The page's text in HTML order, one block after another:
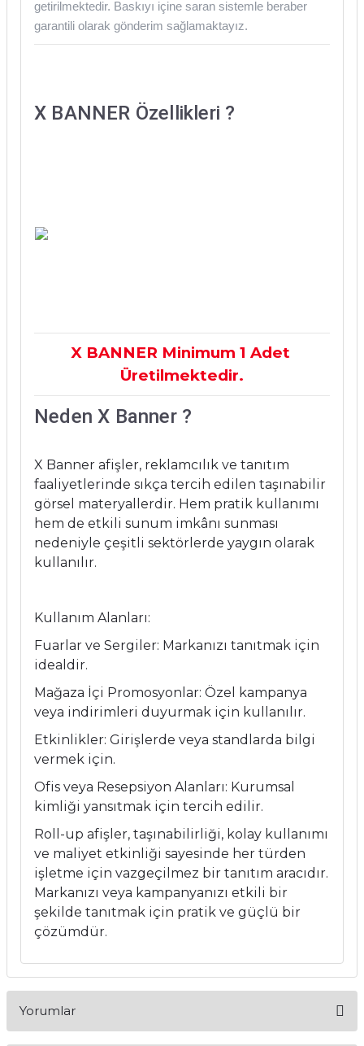
getirilmektedir. Baskıyı içine saran sistemle beraber
garantili olarak gönderim sağlamaktayız.
X BANNER Özellikleri ?
X BANNER Minimum 1 Adet
Üretilmektedir.
Neden X Banner ?
X Banner afişler, reklamcılık ve tanıtım
faaliyetlerinde sıkça tercih edilen taşınabilir
görsel materyallerdir. Hem pratik kullanımı
hem de etkili sunum imkânı sunması
nedeniyle çeşitli sektörlerde yaygın olarak
kullanılır.
Kullanım Alanları:
Fuarlar ve Sergiler: Markanızı tanıtmak için
idealdir.
Mağaza İçi Promosyonlar: Özel kampanya
veya indirimleri duyurmak için kullanılır.
Etkinlikler: Girişlerde veya standlarda bilgi
vermek için.
Ofis veya Resepsiyon Alanları: Kurumsal
kimliği yansıtmak için tercih edilir.
Roll-up afişler, taşınabilirliği, kolay kullanımı
ve maliyet etkinliği sayesinde her türden
işletme için vazgeçilmez bir tanıtım aracıdır.
Markanızı veya kampanyanızı etkili bir
şekilde tanıtmak için pratik ve güçlü bir
çözümdür.
Yorumlar